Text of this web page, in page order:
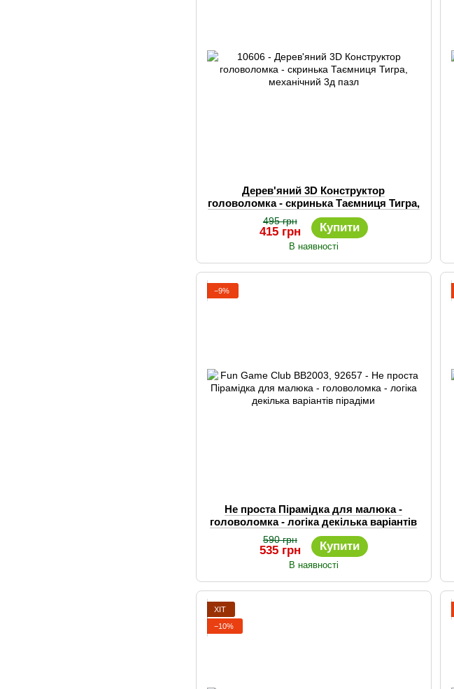
Дерев'яний 3D Конструктор
головоломка - скринька Таємниця Тигра,
механічний 3д пазл
495 грн
415 грн Купити
В наявності
−9%
Не проста Пірамідка для малюка -
головоломка - логіка декілька варіантів
пірадіми
590 грн
535 грн Купити
В наявності
ХІТ
−10%